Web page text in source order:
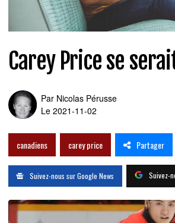
Carey Price se
Par Nicolas Pérusse
Le 2021-11-02
canadiens carey price Partager
Suivez-nous sur Google News Suivez-